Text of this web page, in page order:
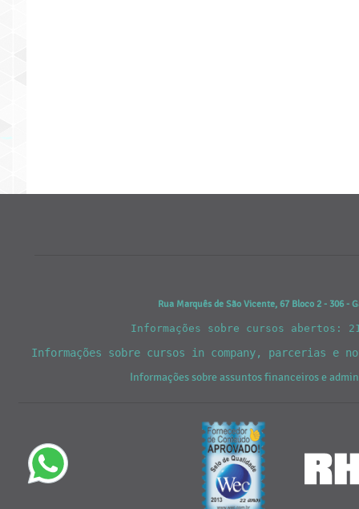
Rua Marquês de São Vicente, 67 Bloco 2 - 306 -
Informações sobre cursos abertos:
Informações sobre cursos in company, parcerias e
Informações sobre assuntos financeiros e